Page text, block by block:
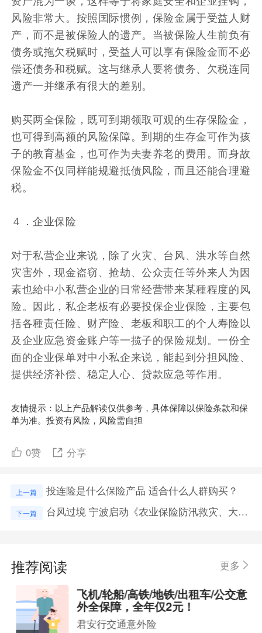
风险非常大。按照国际惯例，保险金属于受益人财
产，而不是被保险人的遗产。当被保险人生前负有
债务或拖欠税赋时，受益人可以享有保险金而不必
偿还债务和税赋。这与继承人要将债务、欠税连同
遗产一并继承有很大的差别。
购买两全保险，既可到期领取可观的生存保险金，
也可得到高额的风险保障。到期的生存金可作为孩
子的教育基金，也可作为夫妻养老的费用。而身故
保险金不仅同样能规避抵债风险，而且还能合理避
税。
４．企业保险
对于私营企业来说，除了火灾、台风、洪水等自然
灾害外，现金盗窃、抢劫、公众责任等外来人为因
素也給中小私营企业的日常经营带来某種程度的风
险。因此，私企老板有必要投保企业保险，主要包
括各種责任险、财产险、老板和职工的个人寿险以
及企业应急资金账户等一揽子的保险规划。一份全
面的企业保单对中小私企来说，能起到分担风险、
提供经济补偿、稳定人心、贷款应急等作用。
友情提示：以上产品解读仅供参考，具体保障以保险条款和保
单为准。投资有风险，风险需自担
0赞 分享
上一篇 投连险是什么保险产品 适合什么人群购买？
下一篇 台风过境 宁波启动《农业保险防汛救灾、大灾理赔工作预案》
推荐阅读 更多
飞机/轮船/高铁/地铁/出租车/公交意
外全保障，全年仅2元！
君安行交通意外险